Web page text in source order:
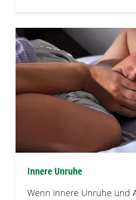
Innere Unruhe
Wenn innere Unruhe und